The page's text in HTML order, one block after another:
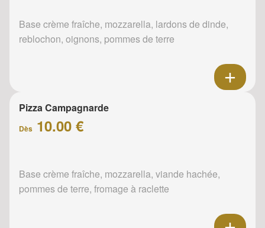
Base crème fraîche, mozzarella, lardons de dinde,
reblochon, oignons, pommes de terre
Pizza Campagnarde
Dès 10.00 €
Base crème fraîche, mozzarella, viande hachée,
pommes de terre, fromage à raclette